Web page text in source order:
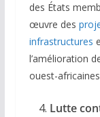
des États
œuvre des
infrastructures
l’amélioration
ouest-
Lutte